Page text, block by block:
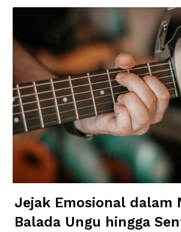
Jejak Emosional dalam
Balada Ungu hingga